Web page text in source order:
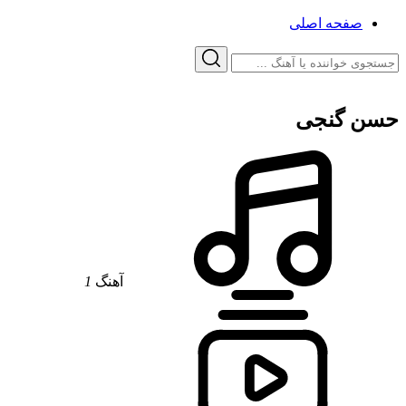
صفحه اصلی
حسن گنجی
آهنگ 1